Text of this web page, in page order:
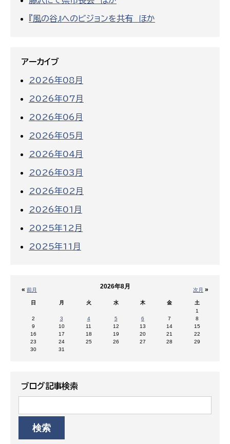
『風の谷』へのビジョンを共有 ほか
アーカイブ
2026年08月
2026年07月
2026年06月
2026年05月
2026年04月
2026年03月
2026年02月
2026年01月
2025年12月
2025年11月
« 前月 次月 »
2026年8月
日 月 火 水 木 金
土
1
2
3 4 5 6 7
8
9
10 11 12 13 14
15
16
17 18 19 20 21
22
23
24 25 26 27 28
29
30
31
ブログ記事検索